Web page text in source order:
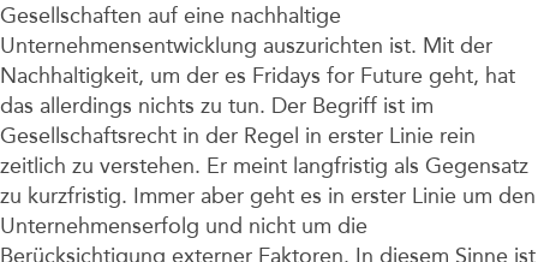
Gesellschaften auf eine nachhaltige
Unternehmensentwicklung auszurichten ist. Mit der
Nachhaltigkeit, um der es Fridays for Future geht, hat
das allerdings nichts zu tun. Der Begriff ist im
Gesellschaftsrecht in der Regel in erster Linie rein
zeitlich zu verstehen. Er meint langfristig als Gegensatz
zu kurzfristig. Immer aber geht es in erster Linie um den
Unternehmenserfolg und nicht um die
Berücksichtigung externer Faktoren. In diesem Sinne ist